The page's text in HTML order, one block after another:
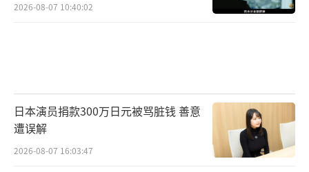
2026-08-07 10:40:02
日本演员捐款300万日元被骂脏钱 善意
遭误解
2026-08-07 16:03:47